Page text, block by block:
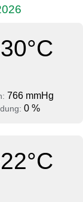
766 mmHg
0 %